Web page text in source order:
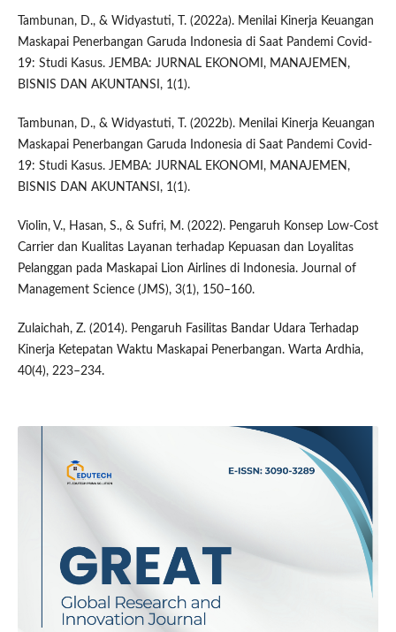
Tambunan, D., & Widyastuti, T. (2022a). Menilai Kinerja Keuangan
Maskapai Penerbangan Garuda Indonesia di Saat Pandemi Covid-
19: Studi Kasus. JEMBA: JURNAL EKONOMI, MANAJEMEN,
BISNIS DAN AKUNTANSI, 1(1).
Tambunan, D., & Widyastuti, T. (2022b). Menilai Kinerja Keuangan
Maskapai Penerbangan Garuda Indonesia di Saat Pandemi Covid-
19: Studi Kasus. JEMBA: JURNAL EKONOMI, MANAJEMEN,
BISNIS DAN AKUNTANSI, 1(1).
Violin, V., Hasan, S., & Sufri, M. (2022). Pengaruh Konsep Low-Cost
Carrier dan Kualitas Layanan terhadap Kepuasan dan Loyalitas
Pelanggan pada Maskapai Lion Airlines di Indonesia. Journal of
Management Science (JMS), 3(1), 150–160.
Zulaichah, Z. (2014). Pengaruh Fasilitas Bandar Udara Terhadap
Kinerja Ketepatan Waktu Maskapai Penerbangan. Warta Ardhia,
40(4), 223–234.